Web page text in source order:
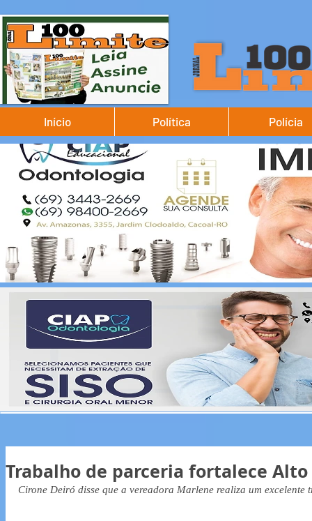
Início Política Polícia
Trabalho de parceria fortalece Alto
Cirone Deiró disse que a vereadora Marlene realiza um excelente